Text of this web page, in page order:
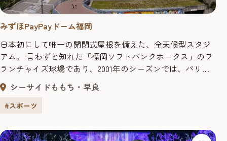
みずほPayPayドーム福岡
日本初にして唯一の開閉式屋根を備えた、全天候型スタジ
アム。 言わずと知れた「福岡ソフトバンクホークス」のフ
ランチャイズ球場であり、2001年のシーズンでは、パリー
グ史上初観客動員数300万人を数えた。 【福岡ソフトバン
クホークス】 1999年、2000年と２年間連続リーグ優勝を成
し遂げ、2001年の観客動員数はジャイアンツに次ぐ300万人
シーサイドももち・早良
#スポーツ